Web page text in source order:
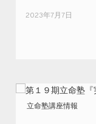
2023年7月7日
立命塾講座情報